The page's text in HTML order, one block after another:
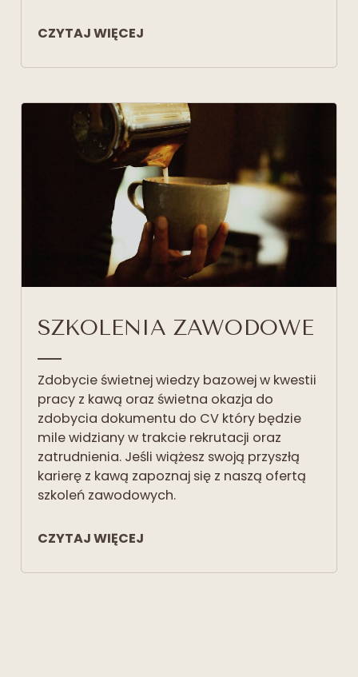
CZYTAJ WIĘCEJ
SZKOLENIA ZAWODOWE
Zdobycie świetnej wiedzy bazowej w kwestii
pracy z kawą oraz świetna okazja do
zdobycia dokumentu do CV który będzie
mile widziany w trakcie rekrutacji oraz
zatrudnienia. Jeśli wiążesz swoją przyszłą
karierę z kawą zapoznaj się z naszą ofertą
szkoleń zawodowych.
CZYTAJ WIĘCEJ